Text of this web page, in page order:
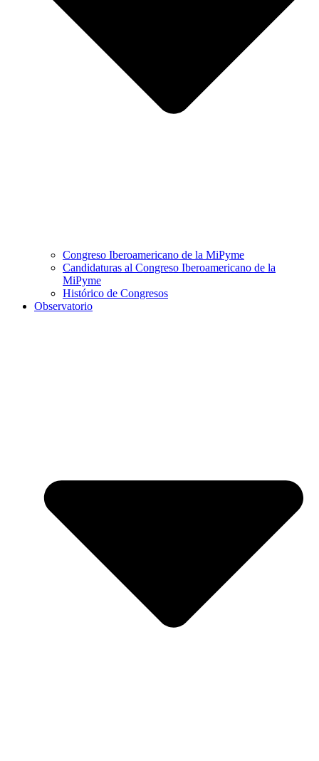
Congreso Iberoamericano de la MiPyme
Candidaturas al Congreso Iberoamericano de la
MiPyme
Histórico de Congresos
Observatorio